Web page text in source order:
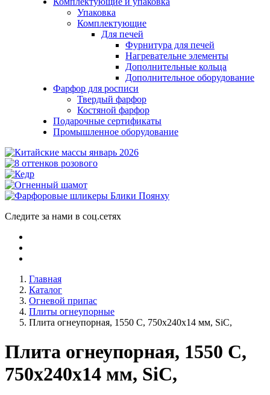
Упаковка
Комплектующие
Для печей
Фурнитура для печей
Нагревательне элементы
Дополнительные кольца
Дополнительное оборудование
Фарфор для росписи
Твердый фарфор
Костяной фарфор
Подарочные сертификаты
Промышленное оборудование
Следите за нами в соц.сетях
Главная
Каталог
Огневой припас
Плиты огнеупорные
Плита огнеупорная, 1550 С, 750х240х14 мм, SiC,
Плита огнеупорная, 1550 С,
750х240х14 мм, SiC,